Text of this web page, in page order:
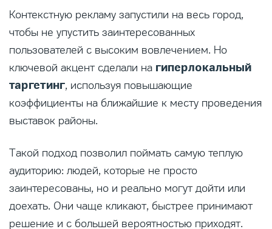
Контекстную рекламу запустили на весь город,
чтобы не упустить заинтересованных
пользователей с высоким вовлечением. Но
ключевой акцент сделали на гиперлокальный
таргетинг, используя повышающие
коэффициенты на ближайшие к месту проведения
выставок районы.
Такой подход позволил поймать самую теплую
аудиторию: людей, которые не просто
заинтересованы, но и реально могут дойти или
доехать. Они чаще кликают, быстрее принимают
решение и с большей вероятностью приходят.